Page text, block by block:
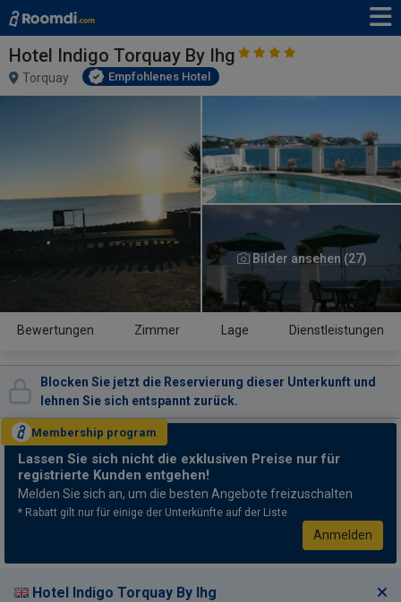
Hotel Indigo Torquay By Ihg
Torquay Empfohlenes Hotel
Bilder ansehen (27)
Bewertungen Zimmer Lage Dienstleistungen
Blocken Sie jetzt die Reservierung dieser Unterkunft und
lehnen Sie sich entspannt zurück.
Membership program
Lassen Sie sich nicht die exklusiven Preise nur für
registrierte Kunden entgehen!
Melden Sie sich an, um die besten Angebote freizuschalten
* Rabatt gilt nur für einige der Unterkünfte auf der Liste
Anmelden
Hotel Indigo Torquay By Ihg